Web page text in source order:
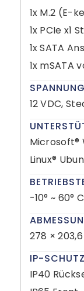
1x M.2 (E-
1x PCIe x1
1x SATA
1x mSATA
12 VDC,
Microsoft®
Linux®
-10° ~ 60° C
278 ×
IP-
IP40